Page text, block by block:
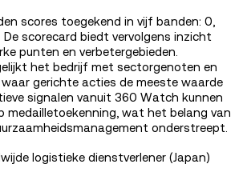
scores toegekend in vijf banden: 0,
scorecard biedt vervolgens inzicht
punten en verbetergebieden.
het bedrijf met sectorgenoten en
gerichte acties de meeste waarde
signalen vanuit 360 Watch kunnen
medailletoekenning, wat het belang van
onderstreept.
logistieke dienstverlener (Japan)